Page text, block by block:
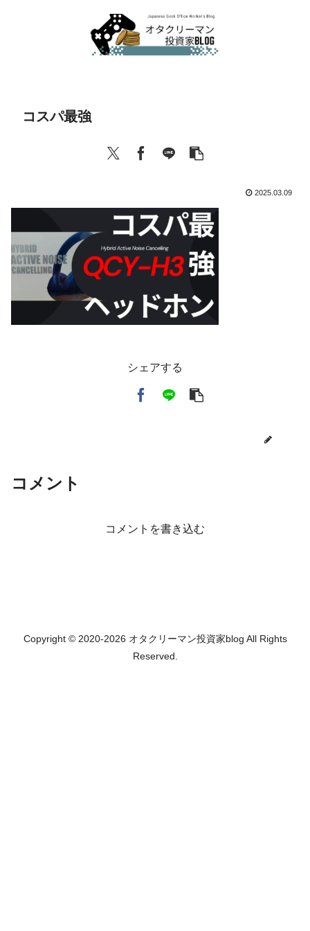
コスパ最強
2025.03.09
シェアする
コメント
コメントを書き込む
Copyright © 2020-2026 オタクリーマン投資家blog All Rights
Reserved.